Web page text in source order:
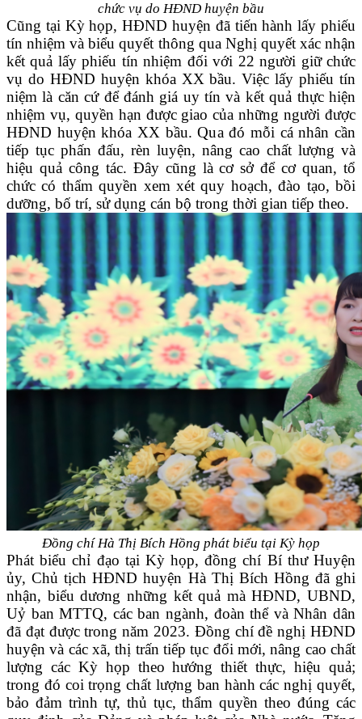
chức vụ do HĐND huyện bầu
Cũng tại Kỳ họp, HĐND huyện đã tiến hành lấy phiếu
tín nhiệm và biểu quyết thông qua Nghị quyết xác nhận
kết quả lấy phiếu tín nhiệm đối với 22 người giữ chức
vụ do HĐND huyện khóa XX bầu. Việc lấy phiếu tín
niệm là căn cứ để đánh giá uy tín và kết quả thực hiện
nhiệm vụ, quyền hạn được giao của những người được
HĐND huyện khóa XX bầu. Qua đó mỗi cá nhân cần
tiếp tục phấn đấu, rèn luyện, nâng cao chất lượng và
hiệu quả công tác. Đây cũng là cơ sở để cơ quan, tổ
chức có thẩm quyền xem xét quy hoạch, đào tạo, bồi
dưỡng, bố trí, sử dụng cán bộ trong thời gian tiếp theo.
Đồng chí Hà Thị Bích Hồng phát biểu tại Kỳ họp
Phát biểu chỉ đạo tại Kỳ họp, đồng chí Bí thư Huyện
ủy, Chủ tịch HĐND huyện Hà Thị Bích Hồng đã ghi
nhận, biểu dương những kết quả mà HĐND, UBND,
Uỷ ban MTTQ, các ban ngành, đoàn thể và Nhân dân
đã đạt được trong năm 2023. Đồng chí đề nghị HĐND
huyện và các xã, thị trấn tiếp tục đổi mới, nâng cao chất
lượng các Kỳ họp theo hướng thiết thực, hiệu quả;
trong đó coi trọng chất lượng ban hành các nghị quyết,
bảo đảm trình tự, thủ tục, thẩm quyền theo đúng các